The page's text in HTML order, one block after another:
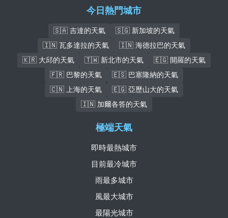
今日熱門城市
🇸🇦 吉達的天氣
🇸🇬 新加坡的天氣
🇮🇳 瓦多達拉的天氣
🇮🇳 海德拉巴的天氣
🇰🇷 大邱的天氣
🇹🇼 新北市的天氣
🇪🇬 開羅的天氣
🇫🇷 巴黎的天氣
🇪🇸 巴塞隆納的天氣
🇨🇳 上海的天氣
🇪🇬 亞歷山大的天氣
🇮🇳 加爾各答的天氣
極端天氣
即時最熱城市
目前最冷城市
雨最多城市
風最大城市
最陽光城市